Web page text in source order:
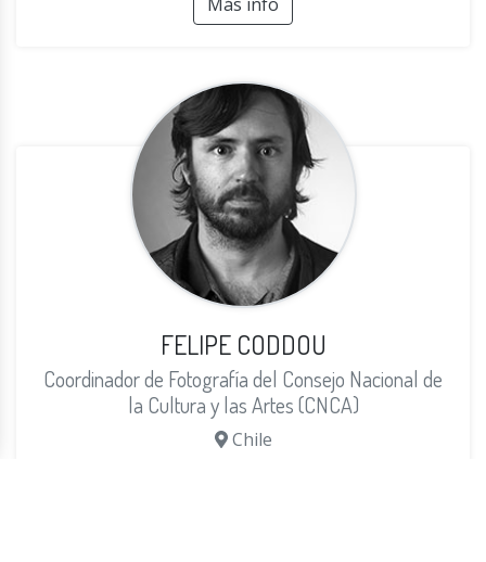
FELIPE CODDOU
Coordinador de Fotografía del Consejo Nacional de
la Cultura y las Artes (CNCA)
Chile